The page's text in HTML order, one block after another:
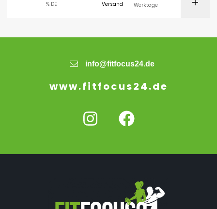
% DE
Versand
Werktage
info@fitfocus24.de
www.fitfocus24.de